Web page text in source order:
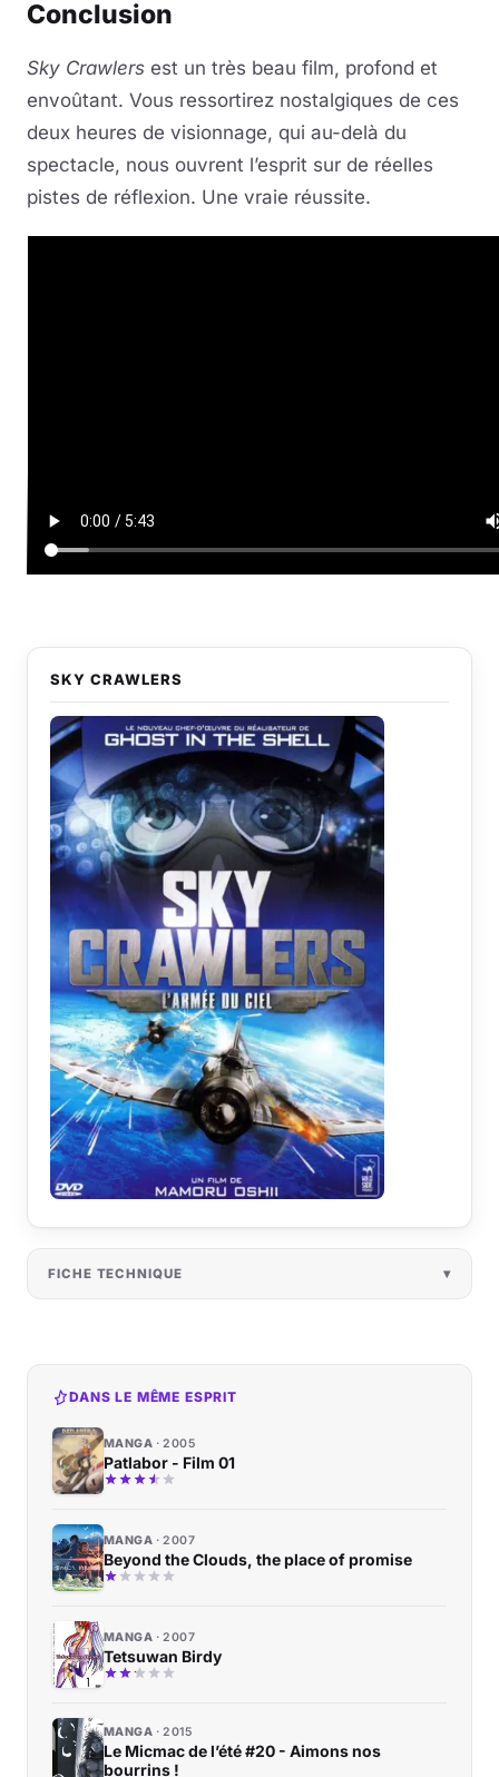
Conclusion
Sky Crawlers est un très beau film, profond et
envoûtant. Vous ressortirez nostalgiques de ces
deux heures de visionnage, qui au-delà du
spectacle, nous ouvrent l’esprit sur de réelles
pistes de réflexion. Une vraie réussite.
SKY CRAWLERS
FICHE TECHNIQUE
DANS LE MÊME ESPRIT
MANGA 2005
Patlabor - Film 01
MANGA 2007
Beyond the Clouds, the place of promise
MANGA 2007
Tetsuwan Birdy
MANGA 2015
Le Micmac de l’été #20 - Aimons nos
bourrins !